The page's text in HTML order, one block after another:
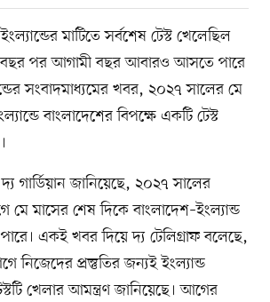
মাটিতে সর্বশেষ টেস্ট খেলেছিল
বছর পর আগামী বছর আবারও আসতে পারে
সংবাদমাধ্যমের খবর, ২০২৭ সালের মে
বাংলাদেশের বিপক্ষে একটি টেস্ট
দ্য গার্ডিয়ান জানিয়েছে, ২০২৭ সালের
মাসের শেষ দিকে বাংলাদেশ–ইংল্যান্ড
পারে। একই খবর দিয়ে দ্য টেলিগ্রাফ বলেছে,
প্রস্তুতির জন্যই ইংল্যান্ড
খেলার আমন্ত্রণ জানিয়েছে। আগের